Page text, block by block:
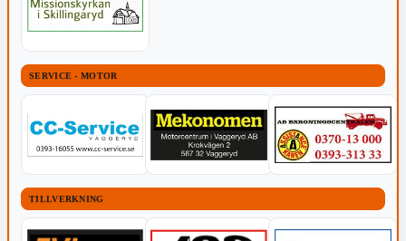
SERVICE - MOTOR
TILLVERKNING